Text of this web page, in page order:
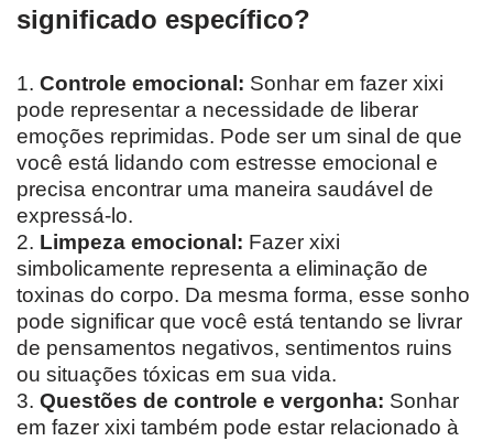
significado específico?
1. Controle emocional: Sonhar em fazer xixi
pode representar a necessidade de liberar
emoções reprimidas. Pode ser um sinal de que
você está lidando com estresse emocional e
precisa encontrar uma maneira saudável de
expressá-lo.
2. Limpeza emocional: Fazer xixi
simbolicamente representa a eliminação de
toxinas do corpo. Da mesma forma, esse sonho
pode significar que você está tentando se livrar
de pensamentos negativos, sentimentos ruins
ou situações tóxicas em sua vida.
3. Questões de controle e vergonha: Sonhar
em fazer xixi também pode estar relacionado à